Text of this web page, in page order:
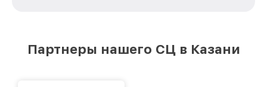
лучшим сервисным центром EOTech в городе
Партнеры нашего СЦ в Казани